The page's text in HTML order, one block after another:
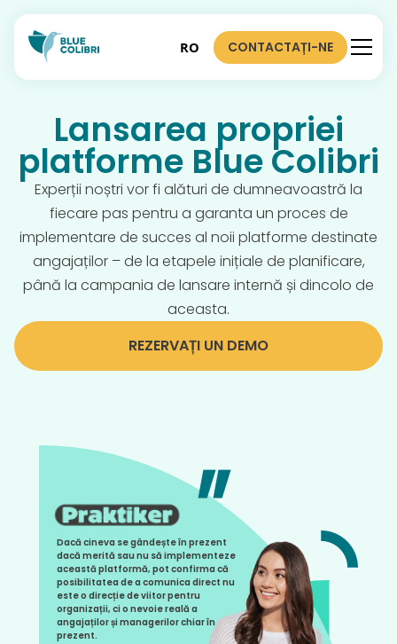
RO CONTACTAȚI-NE
Lansarea propriei
platforme Blue Colibri
Experții noștri vor fi alături de dumneavoastră la
fiecare pas pentru a garanta un proces de
implementare de succes al noii platforme destinate
angajaților – de la etapele inițiale de planificare,
până la campania de lansare internă și dincolo de
aceasta.
REZERVAȚI UN DEMO
Dacă cineva se gândește în prezent
dacă merită sau nu să implementeze
această platformă, pot confirma că
posibilitatea de a comunica direct nu
este o direcție de viitor pentru
organizații, ci o nevoie reală a
angajaților și managerilor chiar în
prezent.
''